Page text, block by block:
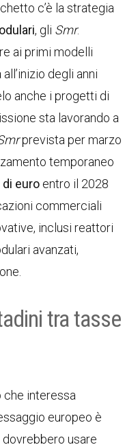
c’è la strategia
, gli Smr.
ai primi modelli
all’inizio degli anni
anche i progetti di
sta lavorando a
prevista per marzo
temporaneo
euro entro il 2028
commerciali
inclusi reattori
avanzati,
tra tasse
che interessa
europeo è
usare